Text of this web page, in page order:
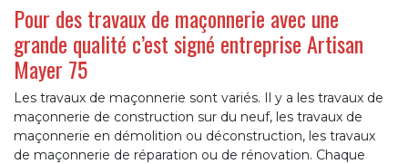
Pour des travaux de maçonnerie avec une
grande qualité c’est signé entreprise Artisan
Mayer 75
Les travaux de maçonnerie sont variés. Il y a les travaux de
maçonnerie de construction sur du neuf, les travaux de
maçonnerie en démolition ou déconstruction, les travaux
de maçonnerie de réparation ou de rénovation. Chaque